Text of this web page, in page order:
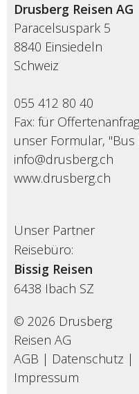
Drusberg Reisen AG
Paracelsuspark 5
8840 Einsiedeln
Schweiz
055 412 80 40
Fax: für
unser Formular,
info@drusberg.ch
www.drusberg.ch
Unser Partner
Reisebüro:
Bissig Reisen
6438 Ibach SZ
© 2026 Drusberg
Reisen AG
AGB | Datenschutz |
Impressum